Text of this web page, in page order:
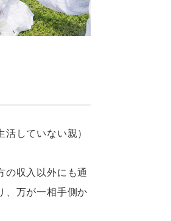
していない親）
の収入以外にも通
、万が一相手側か